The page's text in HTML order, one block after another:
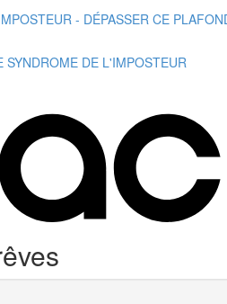
- DÉPASSER CE
DE L'IMPOSTEUR